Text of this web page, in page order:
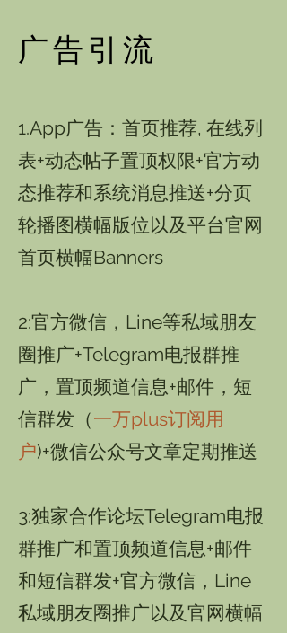
​广告引流
1.App广告：首页推荐, 在线列
表+动态帖子置顶权限+官方动
态推荐和系统消息推送+分页
轮播图横幅版位以及平台官网
首页横幅Banners
2:官方微信，Line等私域朋友
圈推广+Telegram电报群推
广，置顶频道信息+邮件，短
信群发（一万plus订阅用
户)+微信公众号文章定期推送
3:独家合作论坛Telegram电报
群推广和置顶频道信息+邮件
和短信群发+官方微信，Line
私域朋友圈推广以及官网横幅